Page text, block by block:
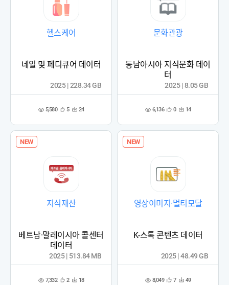
헬스케어
네일 및 페디큐어 데이터
조 5,580 관
록
5 다 24
2025 | 228.34 GB
문화관광
동남아시아 지식문화 데이
터
조 6,136 관
록
0 다 14
2025 | 8.05 GB
NEW
지식재산
베트남·말레이시아 콜센터
데이터
조 7,332 관 2 다 18
2025 | 513.84 MB
NEW
영상이미지·멀티모달
K-스톡 콘텐츠 데이터
조 8,049 관 7 다 49
2025 | 48.49 GB